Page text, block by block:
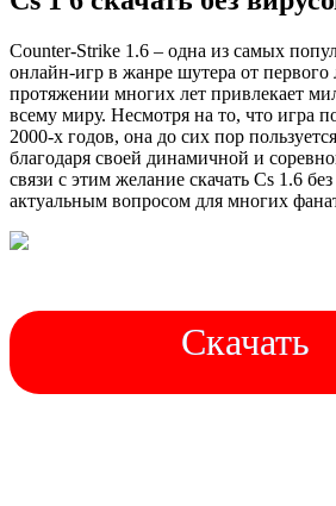
Counter-Strike 1.6 – одна из самых
онлайн-игр в жанре шутера от первого
протяжении многих лет привлекает
всему миру. Несмотря на то, что игра
2000-х годов, она до сих пор
благодаря своей динамичной и
связи с этим желание скачать Cs 1.6
актуальным вопросом для многих
Скачать